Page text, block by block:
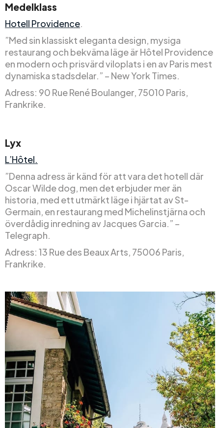
Medelklass
Hotell Providence.
”Med sin klassiskt eleganta design, mysiga
restaurang och bekväma läge är Hôtel Providence
en modern och prisvärd viloplats i en av Paris mest
dynamiska stadsdelar.” – New York Times.
Adress: 90 Rue René Boulanger, 75010 Paris,
Frankrike.
Lyx
L’Hôtel.
”Denna adress är känd för att vara det hotell där
Oscar Wilde dog, men det erbjuder mer än
historia, med ett utmärkt läge i hjärtat av St-
Germain, en restaurang med Michelinstjärna och
överdådig inredning av Jacques Garcia.” –
Telegraph.
Adress: 13 Rue des Beaux Arts, 75006 Paris,
Frankrike.